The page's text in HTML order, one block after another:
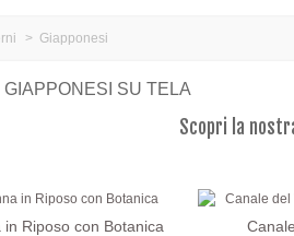
> Giapponesi
SU TELA
Scopri la
in Riposo con Botanica